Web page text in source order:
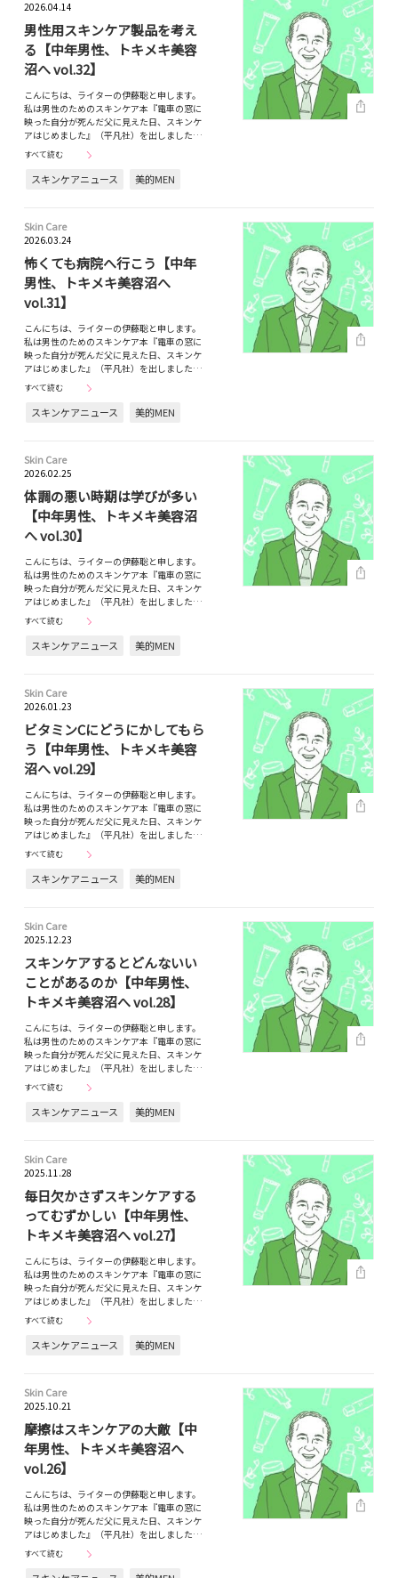
2026.04.14
男性用スキンケア製品を考え
る【中年男性、トキメキ美容
沼へ vol.32】
こんにちは、ライターの伊藤聡と申します。
私は男性のためのスキンケア本『電車の窓に
映った自分が死んだ父に見えた日、スキンケ
アはじめました』（平凡社）を出しました…
すべて読む
スキンケアニュース 美的MEN
Skin Care
2026.03.24
怖くても病院へ行こう【中年
男性、トキメキ美容沼へ
vol.31】
こんにちは、ライターの伊藤聡と申します。
私は男性のためのスキンケア本『電車の窓に
映った自分が死んだ父に見えた日、スキンケ
アはじめました』（平凡社）を出しました…
すべて読む
スキンケアニュース 美的MEN
Skin Care
2026.02.25
体調の悪い時期は学びが多い
【中年男性、トキメキ美容沼
へ vol.30】
こんにちは、ライターの伊藤聡と申します。
私は男性のためのスキンケア本『電車の窓に
映った自分が死んだ父に見えた日、スキンケ
アはじめました』（平凡社）を出しました…
すべて読む
スキンケアニュース 美的MEN
Skin Care
2026.01.23
ビタミンCにどうにかしてもら
う【中年男性、トキメキ美容
沼へ vol.29】
こんにちは、ライターの伊藤聡と申します。
私は男性のためのスキンケア本『電車の窓に
映った自分が死んだ父に見えた日、スキンケ
アはじめました』（平凡社）を出しました…
すべて読む
スキンケアニュース 美的MEN
Skin Care
2025.12.23
スキンケアするとどんないい
ことがあるのか【中年男性、
トキメキ美容沼へ vol.28】
こんにちは、ライターの伊藤聡と申します。
私は男性のためのスキンケア本『電車の窓に
映った自分が死んだ父に見えた日、スキンケ
アはじめました』（平凡社）を出しました…
すべて読む
スキンケアニュース 美的MEN
Skin Care
2025.11.28
毎日欠かさずスキンケアする
ってむずかしい【中年男性、
トキメキ美容沼へ vol.27】
こんにちは、ライターの伊藤聡と申します。
私は男性のためのスキンケア本『電車の窓に
映った自分が死んだ父に見えた日、スキンケ
アはじめました』（平凡社）を出しました…
すべて読む
スキンケアニュース 美的MEN
Skin Care
2025.10.21
摩擦はスキンケアの大敵【中
年男性、トキメキ美容沼へ
vol.26】
こんにちは、ライターの伊藤聡と申します。
私は男性のためのスキンケア本『電車の窓に
映った自分が死んだ父に見えた日、スキンケ
アはじめました』（平凡社）を出しました…
すべて読む